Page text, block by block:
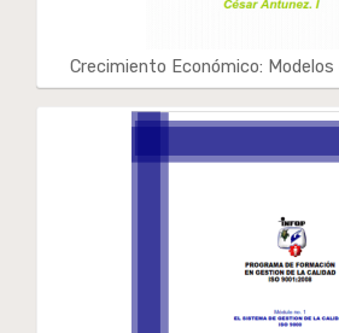
Crecimiento Económico: